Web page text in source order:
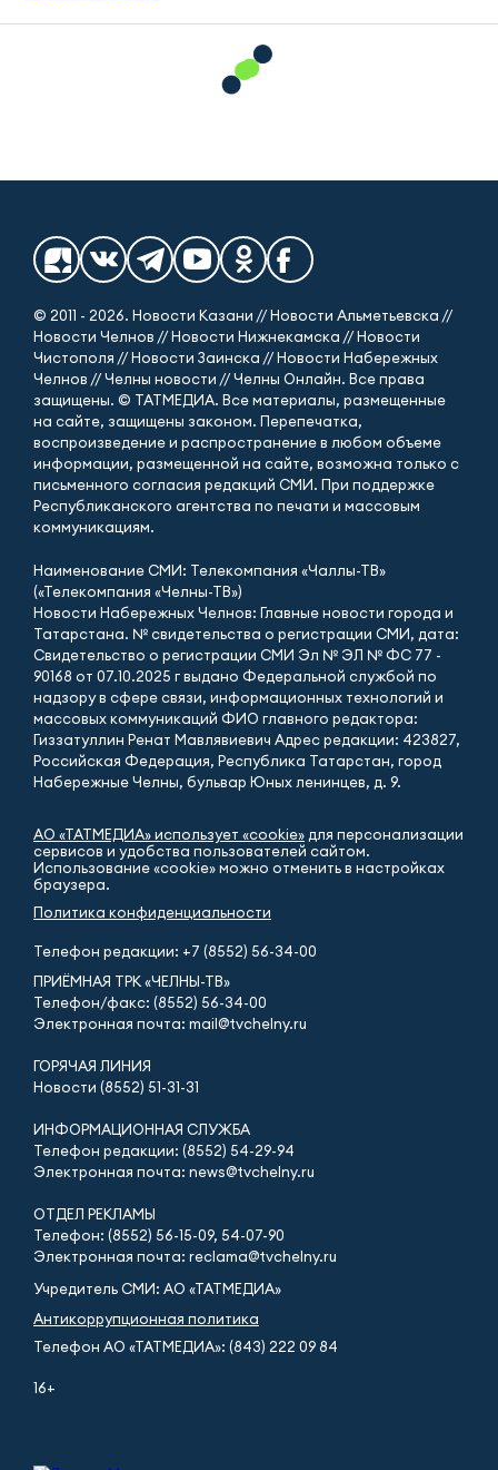
© 2011 - 2026. Новости Казани // Новости Альметьевска //
Новости Челнов // Новости Нижнекамска // Новости
Чистополя // Новости Заинска // Новости Набережных
Челнов // Челны новости // Челны Онлайн. Все права
защищены. © ТАТМЕДИА. Все материалы, размещенные
на сайте, защищены законом. Перепечатка,
воспроизведение и распространение в любом объеме
информации, размещенной на сайте, возможна только с
письменного согласия редакций СМИ. При поддержке
Республиканского агентства по печати и массовым
коммуникациям.
Наименование СМИ: Телекомпания «Чаллы-ТВ»
(«Телекомпания «Челны-ТВ»)
Новости Набережных Челнов: Главные новости города и
Татарстана. № свидетельства о регистрации СМИ, дата:
Свидетельство о регистрации СМИ Эл № ЭЛ № ФС 77 -
90168 от 07.10.2025 г выдано Федеральной службой по
надзору в сфере связи, информационных технологий и
массовых коммуникаций ФИО главного редактора:
Гиззатуллин Ренат Мавлявиевич Адрес редакции: 423827,
Российская Федерация, Республика Татарстан, город
Набережные Челны, бульвар Юных ленинцев, д. 9.
АО «ТАТМЕДИА» использует «cookie» для персонализации
сервисов и удобства пользователей сайтом.
Использование «cookie» можно отменить в настройках
браузера.
Политика конфиденциальности
Телефон редакции: +7 (8552) 56-34-00
ПРИЁМНАЯ ТРК «ЧЕЛНЫ-ТВ»
Телефон/факс: (8552) 56-34-00
Электронная почта: mail@tvchelny.ru
ГОРЯЧАЯ ЛИНИЯ
Новости (8552) 51-31-31
ИНФОРМАЦИОННАЯ СЛУЖБА
Телефон редакции: (8552) 54-29-94
Электронная почта: news@tvchelny.ru
ОТДЕЛ РЕКЛАМЫ
Телефон: (8552) 56-15-09, 54-07-90
Электронная почта: reclama@tvchelny.ru
Учредитель СМИ: АО «ТАТМЕДИА»
Антикоррупционная политика
Телефон АО «ТАТМЕДИА»: (843) 222 09 84
16+